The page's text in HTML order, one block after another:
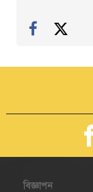
বিজ্ঞাপন